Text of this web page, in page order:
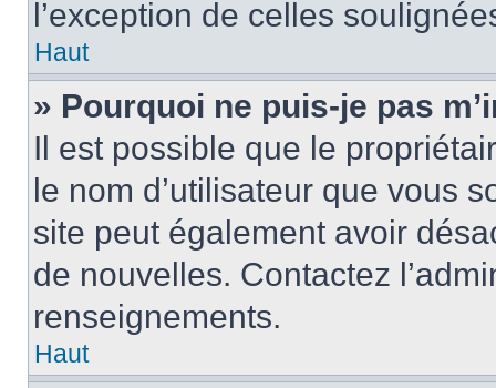
l’exception de celles
Haut
» Pourquoi ne puis-je pas
Il est possible que le
le nom d’utilisateur que vous
site peut également avoir
de nouvelles. Contactez
renseignements.
Haut